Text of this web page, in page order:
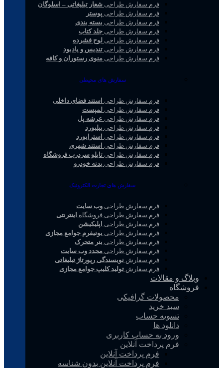
فرم سفارش طراحی شعار تبلیغاتی – اسلوگان
فرم سفارش طراحی پوستر
فرم سفارش طراحی بسته بندی
فرم سفارش طراحی جلد کتاب
فرم سفارش طراحی لوح فشرده
فرم سفارش طراحی تندیس و یادبود
فرم سفارش طراحی منوی رستوران و کافه
سفارش های محیطی
فرم سفارش طراحی استند فضای داخلی
فرم سفارش طراحی لمپست
فرم سفارش طراحی عرشه پل
فرم سفارش طراحی بیلبورد
فرم سفارش طراحی استرابورد
فرم سفارش طراحی استند شهری
فرم سفارش طراحی تابلو سردرب فروشگاه
فرم سفارش طراحی بدنه خودرو
سفارش های تجارت الکترونیک
فرم سفارش طراحی وب سایت
فرم سفارش طراحی فروشگاه اینترنتی
فرم سفارش طراحی اپلیکیشن
فرم سفارش طراحی یونیفرم جوامع مجازی
فرم سفارش طراحی بنر متحرک
فرم سفارش طراحی مجدد وب سایت
فرم سفارش نویسندگی رپورتاژ تبلیغاتی
فرم سفارش تولید کلیپ جوامع مجازی
وبلاگ و مقالات
فروشگاه
محصولات گرافیکی
سبد خرید
تسویه حساب
دانلود ها
ورود به حساب کاربری
فرم پرداخت آنلاین
فرم پرداخت آنلاین
فرم پرداخت آنلاین بدون شناسه